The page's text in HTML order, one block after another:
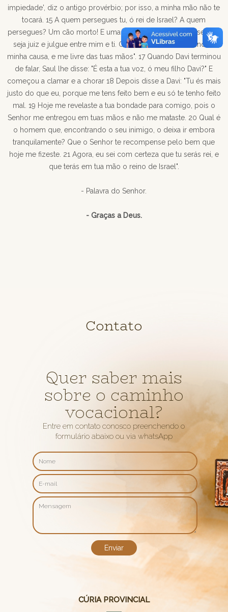
impiedade', diz o antigo provérbio; por isso, a minha mão não te
tocará. 15 A quem persegues tu, ó rei de Israel? A quem
persegues? Um cão morto! E uma pulga! 16 Pois bem! O senhor
seja juiz e julgue entre mim e ti. Que ele examine e defenda a
minha causa, e me livre das tuas mãos". 17 Quando Davi terminou
de falar, Saul lhe disse: "É esta a tua voz, ó meu filho Davi?" E
começou a clamar e a chorar 18 Depois disse a Davi: "Tu és mais
justo do que eu, porque me tens feito bem e eu só te tenho feito
mal. 19 Hoje me revelaste a tua bondade para comigo, pois o
Senhor me entregou em tuas mãos e não me mataste. 20 Qual é
o homem que, encontrando o seu inimigo, o deixa ir embora
tranquilamente? Que o Senhor te recompense pelo bem que
hoje me fizeste. 21 Agora, eu sei com certeza que tu serás rei, e
que terás em tua mão o reino de Israel".
- Palavra do Senhor.
- Graças a Deus.
Contato
Quer saber mais
sobre o caminho
vocacional?
Entre em contato conosco preenchendo o
formulário abaixo ou via whatsApp
CÚRIA PROVINCIAL